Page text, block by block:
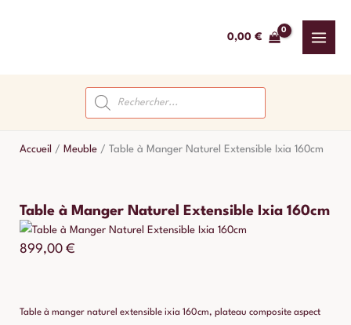
0,00 €
Recherche
de
produits
Accueil / Meuble / Table à Manger Naturel Extensible Ixia 160cm
Table à Manger Naturel Extensible Ixia 160cm
899,00 €
Table à manger naturel extensible ixia 160cm, plateau composite aspect